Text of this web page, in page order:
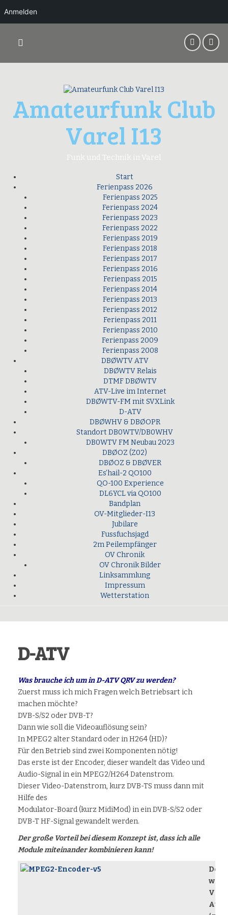
Inhalt
Amateurfunk Club
Varel I13
Funk und Technik in Varel
Start
Ferienpass 2026
Ferienpass 2025
Ferienpass 2024
Ferienpass 2023
Ferienpass 2022
Ferienpass 2019
Ferienpass 2018
Ferienpass 2017
Ferienpass 2016
Ferienpass 2015
Ferienpass 2014
Ferienpass 2013
Ferienpass 2012
Ferienpass 2011
Ferienpass 2010
Ferienpass 2009
Ferienpass 2008
DBØWTV ATV
DBØWTV Relais
DTMF DBØWTV
ATV-Live im Internet
DBØWTV-FM mit SVXLink
D-ATV
DBØWHV & DBØOPR
Standort DB0WTV/DB0WHV
DB0WTV FM Neubau 2023
DBØOZ (Z02)
DBØOZ & DBØVER
Es’hail-2 QO100
QO-100 Experience
DL6YCL via QO100
Bandplan
OV-Mitglieder-I13
Jubilare
Fussfuchsjagd
2m Peilempfänger
OV Chronik
OV Chronik Bilder
Linksammlung
Impressum
Wetterstation
D-ATV
Was brauche ich um in D-ATV QRV zu werden?
Zuerst muss ich mich Fragen welch Betriebsart ich
machen möchte?
DVB-S/S2 oder DVB-T?
Dann wie soll die Videoauflösung sein?
In MPEG2 alter Standard oder in H264 (HD)?
Für den Betrieb sind zwei Komponenten nötig!
Das erste ist der Encoder, dieser wandelt das Video und
Audio-Signal in ein MPEG2/H264 Datenstrom.
Dieser Video-Datenstrom, kurz DVB-TS muss dann mit
Hilfe des
Modulator-Board (kurz MidiMod) in ein DVB-S/S2 oder
DVB-T HF-Signal gewandelt werden.
Der große Vorteil bei diesem Konzept ist, dass ich alle
Module miteinander kombinieren kann!
Der
Anmelden